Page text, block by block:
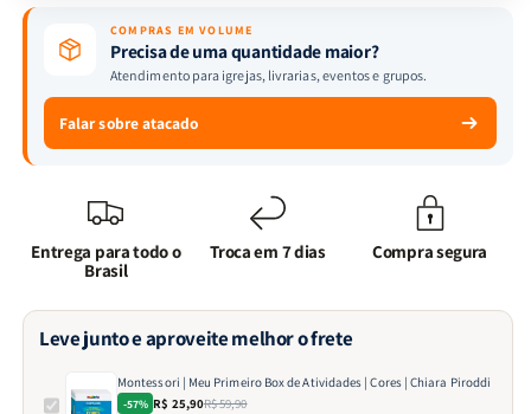
COMPRAS EM VOLUME
Precisa de uma quantidade maior?
Atendimento para igrejas, livrarias, eventos e grupos.
Falar sobre atacado
Entrega para todo o
Brasil
Troca em 7 dias Compra segura
Leve junto e aproveite melhor o frete
Montessori | Meu Primeiro Box de Atividades | Cores | Chiara Piroddi
-57% R$ 25,90R$ 59,90